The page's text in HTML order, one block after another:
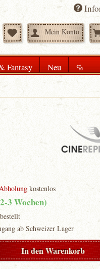
Mein Konto
Fantasy Neu %
kostenlos
3 Wochen)
ab Schweizer Lager
In denWarenkorb